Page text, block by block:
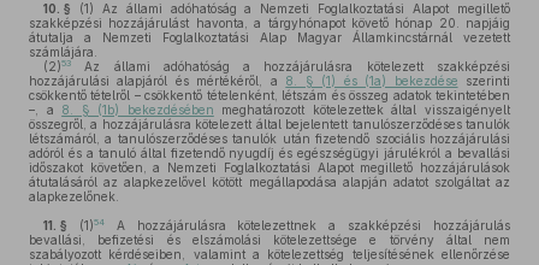
10. § (1) Az állami adóhatóság a Nemzeti Foglalkoztatási Alapot megillető
szakképzési hozzájárulást havonta, a tárgyhónapot követő hónap 20. napjáig
átutalja a Nemzeti Foglalkoztatási Alap Magyar Államkincstárnál vezetett
számlájára.
(2)53
Az állami adóhatóság a hozzájárulásra kötelezett szakképzési
hozzájárulási alapjáról és mértékéről, a 8. § (1) és (1a) bekezdése szerinti
csökkentő tételről – csökkentő tételenként, létszám és összeg adatok tekintetében
–, a 8. § (1b) bekezdésében meghatározott kötelezettek által visszaigényelt
összegről, a hozzájárulásra kötelezett által bejelentett tanulószerződéses tanulók
létszámáról, a tanulószerződéses tanulók után fizetendő szociális hozzájárulási
adóról és a tanuló által fizetendő nyugdíj és egészségügyi járulékról a bevallási
időszakot követően, a Nemzeti Foglalkoztatási Alapot megillető hozzájárulások
átutalásáról az alapkezelővel kötött megállapodása alapján adatot szolgáltat az
alapkezelőnek.
11. § (1)54A hozzájárulásra kötelezettnek a szakképzési hozzájárulás
bevallási, befizetési és elszámolási kötelezettsége e törvény által nem
szabályozott kérdéseiben, valamint a kötelezettség teljesítésének ellenőrzése